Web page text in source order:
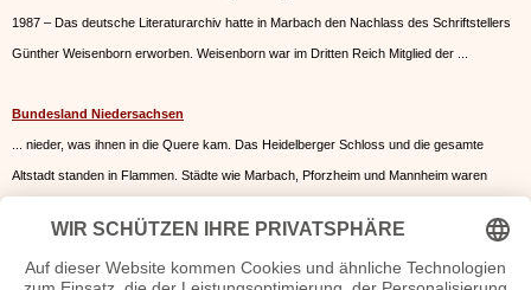
1987 – Das deutsche Literaturarchiv hatte in Marbach den Nachlass des Schriftstellers
Günther Weisenborn erworben. Weisenborn war im Dritten Reich Mitglied der ...
Bundesland Niedersachsen
... nieder, was ihnen in die Quere kam. Das Heidelberger Schloss und die gesamte
Altstadt standen in Flammen. Städte wie Marbach , Pforzheim und Mannheim waren